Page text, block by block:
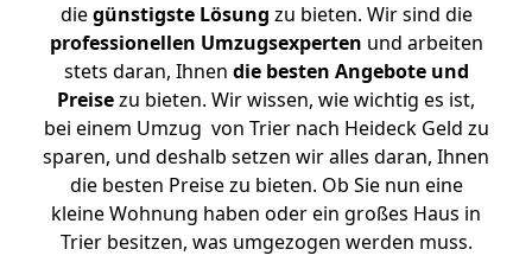
diegünstigste Lösung zu bieten. Wir sind die
professionellen Umzugsexperten und arbeiten
stets daran, Ihnen die besten Angebote und
Preisezu bieten. Wir wissen, wie wichtig es ist,
bei einem Umzug von Trier nach Heideck Geld zu
sparen, und deshalb setzen wir alles daran, Ihnen
die besten Preise zu bieten. Ob Sie nun eine
kleine Wohnung haben oder ein großes Haus in
Trier besitzen, was umgezogen werden muss.